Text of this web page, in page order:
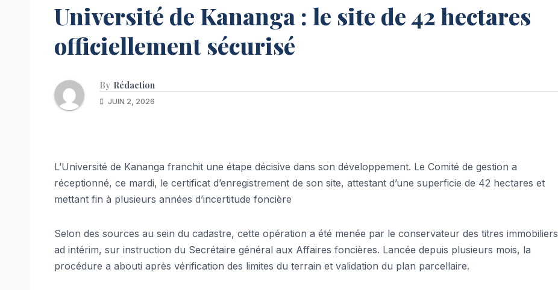
Université de Kananga : le site de 42 hectares
officiellement sécurisé
By Rédaction
JUIN 2, 2026
L’Université de Kananga franchit une étape décisive dans son développement. Le Comité de gestion a
réceptionné, ce mardi, le certificat d’enregistrement de son site, attestant d’une superficie de 42 hectares et
mettant fin à plusieurs années d’incertitude foncière
Selon des sources au sein du cadastre, cette opération a été menée par le conservateur des titres immobiliers
ad intérim, sur instruction du Secrétaire général aux Affaires foncières. Lancée depuis plusieurs mois, la
procédure a abouti après vérification des limites du terrain et validation du plan parcellaire.